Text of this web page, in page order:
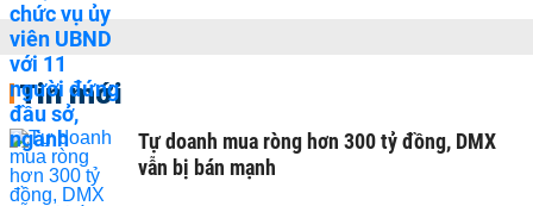
Tin mới
Tự doanh mua ròng hơn 300 tỷ đồng, DMX
vẫn bị bán mạnh